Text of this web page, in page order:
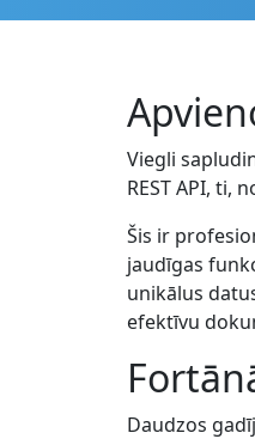
Viegli
REST API, ti,
Šis ir
jaudīgas
unikālus
efektīvu
Daudzos